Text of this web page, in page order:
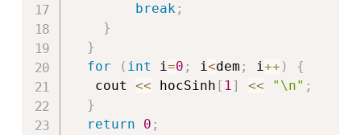
break;
}
}
for
( int i=0 ; i<dem ; i++ )
{
   cout
<< hocSinh [ 1] << "\n" ;
}
return
0 ;